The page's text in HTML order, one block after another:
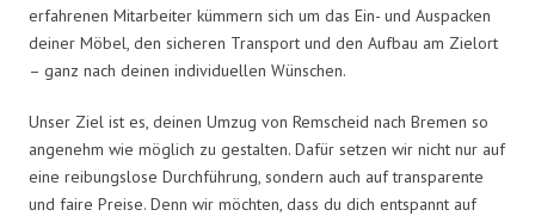
erfahrenen Mitarbeiter kümmern sich um das Ein- und Auspacken
deiner Möbel, den sicheren Transport und den Aufbau am Zielort
– ganz nach deinen individuellen Wünschen.
Unser Ziel ist es, deinen Umzug von Remscheid nach Bremen so
angenehm wie möglich zu gestalten. Dafür setzen wir nicht nur auf
eine reibungslose Durchführung, sondern auch auf transparente
und faire Preise. Denn wir möchten, dass du dich entspannt auf